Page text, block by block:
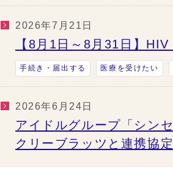
2026年7月21日
【8月1日～8月31日】
手続き・届出する 医療を受けたい
2026年6月24日
アイドルグループ「シン
クリーブラッツと連携協